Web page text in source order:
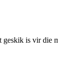
is vir